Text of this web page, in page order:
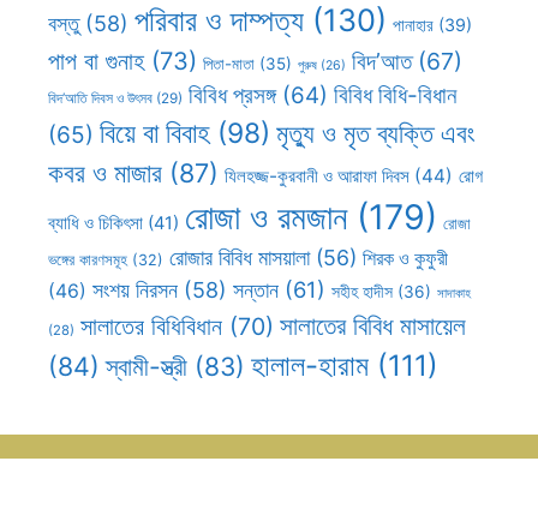
বস্তু(58) পরিবার ও দাম্পত্য (130) পানাহার (39)
পাপ বা গুনাহ(73) পিতা-মাতা (35) পুরুষ (26) বিদ’আত(67)
বিদ’আতি দিবস ও উৎসব (29) বিবিধ প্রসঙ্গ(64) বিবিধ বিধি-বিধান
(65) বিয়ে বা বিবাহ (98) মৃত্যু ও মৃত ব্যক্তি এবং
কবর ও মাজার (87) যিলহজ্জ-কুরবানী ও আরাফা দিবস (44) রোগ
ব্যাধি ও চিকিৎসা (41) রোজা ও রমজান(179) রোজা
ভঙ্গের কারণসমূহ (32) রোজার বিবিধ মাসয়ালা(56) শিরক ও কুফুরী
(46) সংশয় নিরসন (58) সন্তান (61) সহীহ হাদীস (36) সাদাকাহ
(28) সালাতের বিধিবিধান (70) সালাতের বিবিধ মাসায়েল
(84) স্বামী-স্ত্রী (83) হালাল-হারাম (111)